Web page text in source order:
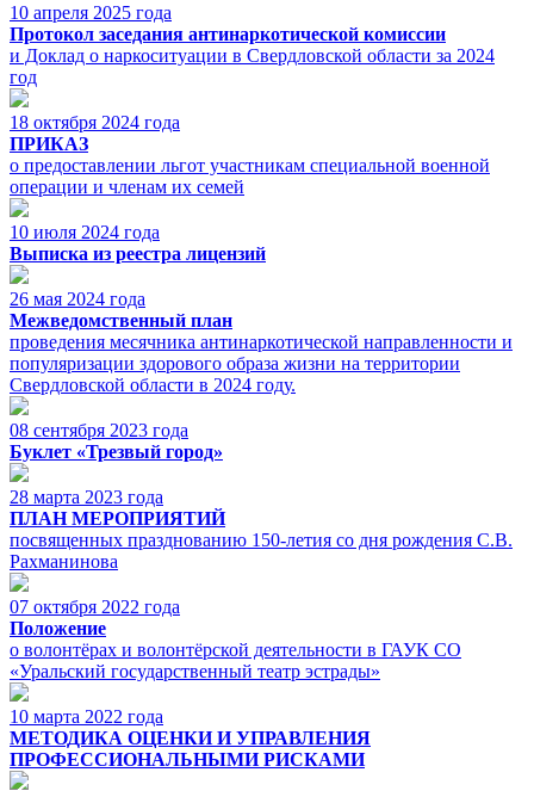
10 апреля 2025 года
Протокол заседания антинаркотической комиссии
и Доклад о наркоситуации в Свердловской области за 2024
год
18 октября 2024 года
ПРИКАЗ
о предоставлении льгот участникам специальной военной
операции и членам их семей
10 июля 2024 года
Выписка из реестра лицензий
26 мая 2024 года
Межведомственный план
проведения месячника антинаркотической направленности и
популяризации здорового образа жизни на территории
Свердловской области в 2024 году.
08 сентября 2023 года
Буклет «Трезвый город»
28 марта 2023 года
ПЛАН МЕРОПРИЯТИЙ
посвященных празднованию 150-летия со дня рождения С.В.
Рахманинова
07 октября 2022 года
Положение
о волонтёрах и волонтёрской деятельности в ГАУК СО
«Уральский государственный театр эстрады»
10 марта 2022 года
МЕТОДИКА ОЦЕНКИ И УПРАВЛЕНИЯ
ПРОФЕССИОНАЛЬНЫМИ РИСКАМИ